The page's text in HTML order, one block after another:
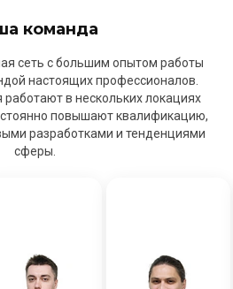
команда
сеть с большим опытом работы
настоящих профессионалов.
в нескольких локациях
повышают квалификацию,
разработками и тенденциями
сферы.